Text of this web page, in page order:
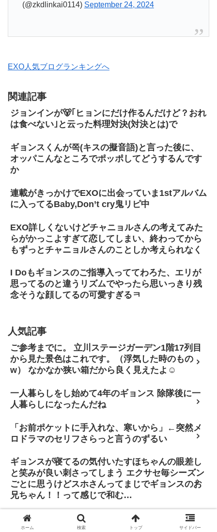
(@zkdlinkai0114) September 24, 2024
EXO人気ブログランキングへ
関連記事
ジョンインが🐻‍｢ヒョンにだけ作るんだけど？おれ
は食べない｣と云った料理対決(対決とは)で
ギョンスくんが쪽(キスの擬音語)と言った後に、
オッパこんなところでポッポしてどうするんです
か
連載がきっかけでEXOに出会っていま1stアルバム
に入ってるBaby,Don’t cry鬼リピ中
EXO詳しくないけどチャニョルさんの考えてみた
らがかっこよすぎて恋してしまい、終わってから
もずっとチャニョルさんのことしか考えられなく
I Doもギョンスのご指導入っててわろた、エリが
思ってるのと違うリズムでやったら思いっきり残
念そうな顔してるの可愛すぎるㅋ
人気記事
ご参考までに。 立川ステージガーデン1階17列目
から見た景色はこれです。（浮気した時のもの
w） なかなか狭い箱だから良く見えたよ☺
一人暮らしをし始めて4年のギョンス 除隊後に一
人暮らしになったんだね
「お前ポケットに手入れな、寒いから」←突然メ
ロドラマのセリフさらっと言うのずるい
ギョンスが寝てるの気付いたすほちゃんの眼差し
と笑みが良い刺さってしまう エクサセ毎シーズン
ごとに思うけどスホさんってまじでギョンスのお
兄ちゃん！！って感じで和む…
「その判断に振り回されたくはありません。僕は
自分の立ち位置で全力を尽くし、歌手と俳優双方
ホーム 検索 トップ サイドバー